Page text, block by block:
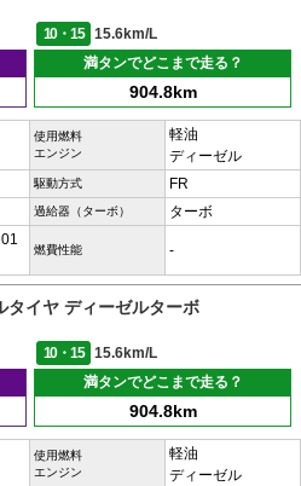
10・15
15.6km/L
満タンでどこまで走る？
904.8km
使用燃料
エンジン
軽油
ディーゼル
駆動方式 FR
過給器（ターボ） ターボ
燃費性能 -
イヤ ディーゼルターボ
10・15
15.6km/L
満タンでどこまで走る？
904.8km
使用燃料
エンジン
軽油
ディーゼル